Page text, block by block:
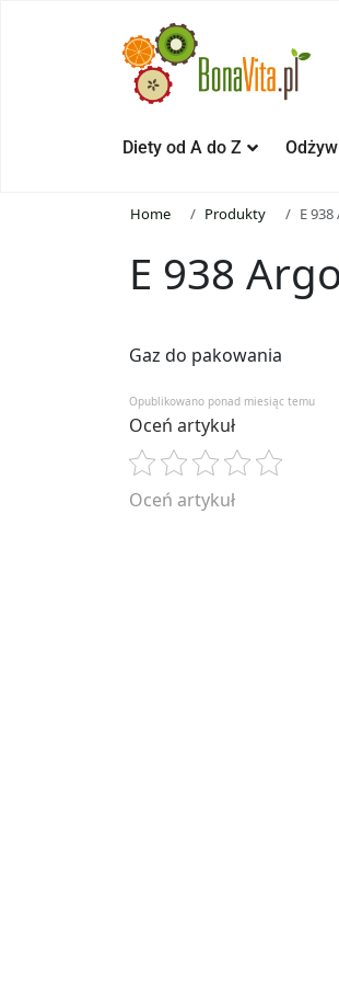
Diety od A do Z
Home Produkty E
E 938
Gaz do pakowania
Opublikowano ponad miesiąc temu
Oceń artykuł
Oceń artykuł